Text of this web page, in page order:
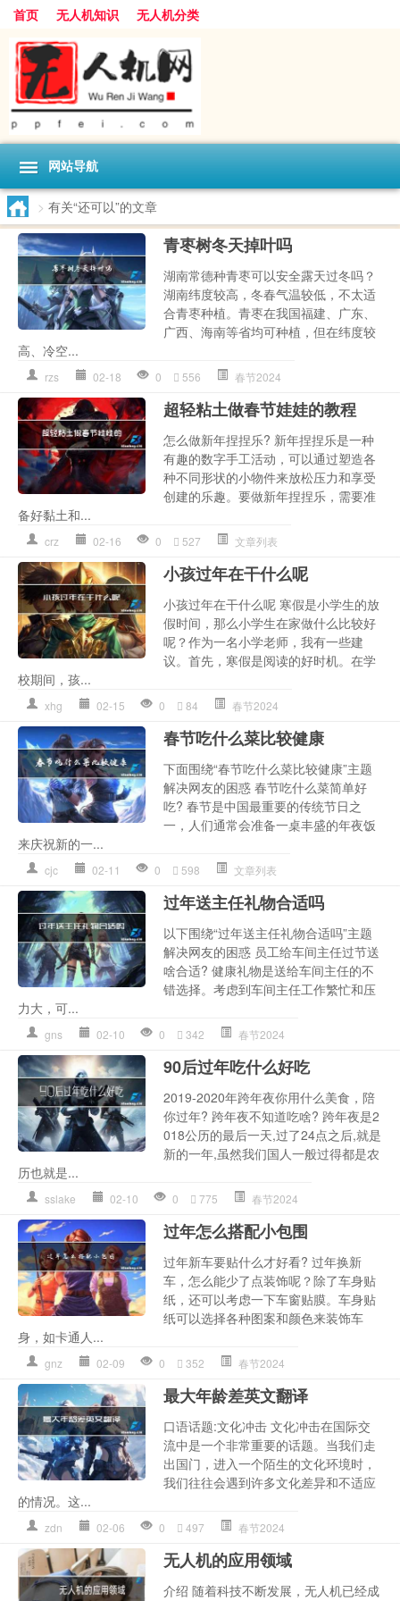
首页 无人机知识 无人机分类
网站导航
> 有关“还可以”的文章
青枣树冬天掉叶吗
湖南常德种青枣可以安全露天过冬吗？
湖南纬度较高，冬春气温较低，不太适
合青枣种植。青枣在我国福建、广东、
广西、海南等省均可种植，但在纬度较
高、冷空...
rzs 02-18 0 556 春节2024
超轻粘土做春节娃娃的教程
怎么做新年捏捏乐? 新年捏捏乐是一种
有趣的数字手工活动，可以通过塑造各
种不同形状的小物件来放松压力和享受
创建的乐趣。要做新年捏捏乐，需要准
备好黏土和...
crz 02-16 0 527 文章列表
小孩过年在干什么呢
小孩过年在干什么呢 寒假是小学生的放
假时间，那么小学生在家做什么比较好
呢？作为一名小学老师，我有一些建
议。首先，寒假是阅读的好时机。在学
校期间，孩...
xhg 02-15 0 84 春节2024
春节吃什么菜比较健康
下面围绕“春节吃什么菜比较健康”主题
解决网友的困惑 春节吃什么菜简单好
吃? 春节是中国最重要的传统节日之
一，人们通常会准备一桌丰盛的年夜饭
来庆祝新的一...
cjc 02-11 0 598 文章列表
过年送主任礼物合适吗
以下围绕“过年送主任礼物合适吗”主题
解决网友的困惑 员工给车间主任过节送
啥合适? 健康礼物是送给车间主任的不
错选择。考虑到车间主任工作繁忙和压
力大，可...
gns 02-10 0 342 春节2024
90后过年吃什么好吃
2019-2020年跨年夜你用什么美食，陪
你过年? 跨年夜不知道吃啥? 跨年夜是2
018公历的最后一天,过了24点之后,就是
新的一年,虽然我们国人一般过得都是农
历也就是...
sslake 02-10 0 775 春节2024
过年怎么搭配小包围
过年新车要贴什么才好看? 过年换新
车，怎么能少了点装饰呢？除了车身贴
纸，还可以考虑一下车窗贴膜。车身贴
纸可以选择各种图案和颜色来装饰车
身，如卡通人...
gnz 02-09 0 352 春节2024
最大年龄差英文翻译
口语话题:文化冲击 文化冲击在国际交
流中是一个非常重要的话题。当我们走
出国门，进入一个陌生的文化环境时，
我们往往会遇到许多文化差异和不适应
的情况。这...
zdn 02-06 0 497 春节2024
无人机的应用领域
介绍 随着科技不断发展，无人机已经成